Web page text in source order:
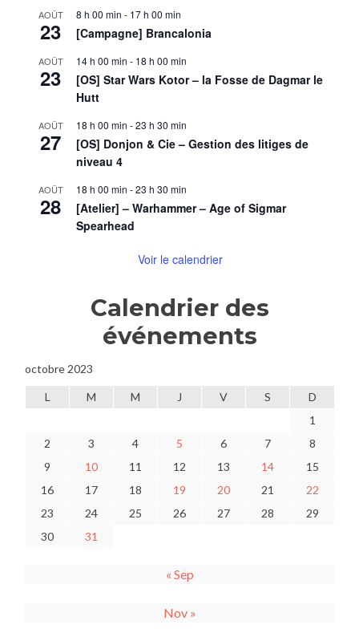
AOÛT
23
8 h 00 min - 17 h 00 min
[Campagne] Brancalonia
AOÛT
23
14 h 00 min - 18 h 00 min
[OS] Star Wars Kotor – la Fosse de Dagmar le
Hutt
AOÛT
27
18 h 00 min -23 h 30 min
[OS] Donjon & Cie – Gestion des litiges de
niveau 4
AOÛT
28
18 h 00 min -23 h 30 min
[Atelier] – Warhammer – Age of Sigmar
Spearhead
Voir le calendrier
Calendrier des
événements
octobre 2023
L M M J V S
D
1
2
3 4 5 6 7
8
9
10 11 12 13 14
15
16
17 18 19 20 21
22
23
24 25 26 27 28
29
30
31
« Sep
Nov »